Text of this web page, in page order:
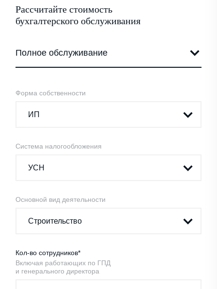
Рассчитайте стоимость
бухгалтерского обслуживания
Форма собственности
Система налогообложения
Основной вид деятельности
Кол-во сотрудников*
Включая работающих по ГПД
и генерального директора